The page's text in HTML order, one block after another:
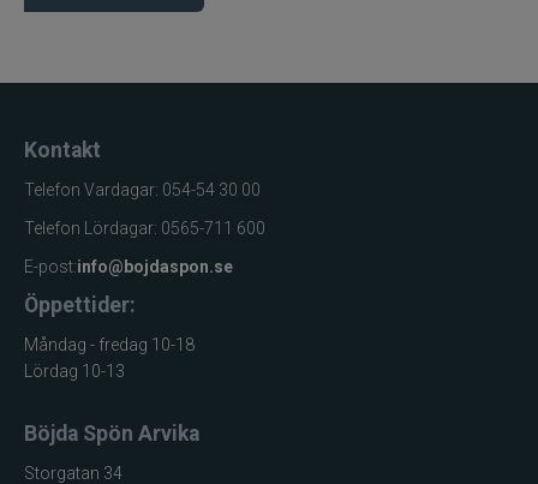
Kontakt
Telefon Vardagar: 054-54 30 00
Telefon Lördagar: 0565-711 600
E-post:info@bojdaspon.se
Öppettider:
Måndag - fredag 10-18
Lördag 10-13
Böjda Spön Arvika
Storgatan 34